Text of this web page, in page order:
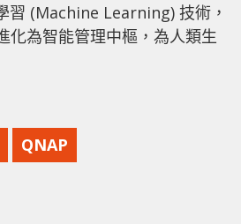
習 (Machine Learning) 技術，
化為智能管理中樞，為人類生
QNAP